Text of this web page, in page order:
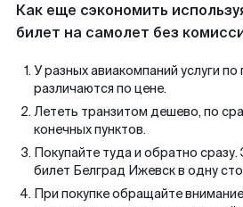
Как еще сэкономить
билет на самолет без
У разных авиакомпаний услуги по
различаются по цене.
Лететь транзитом дешево, по
конечных пунктов.
Покупайте туда и обратно
билет Белград Ижевск в одну
При покупке обращайте